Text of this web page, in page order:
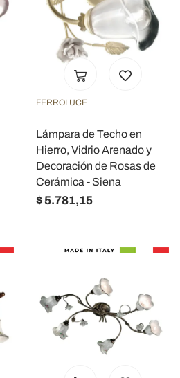
FERROLUCE
Lámpara de Techo en
Hierro, Vidrio Arenado y
Decoración de Rosas de
Cerámica - Siena
$ 5.781,15